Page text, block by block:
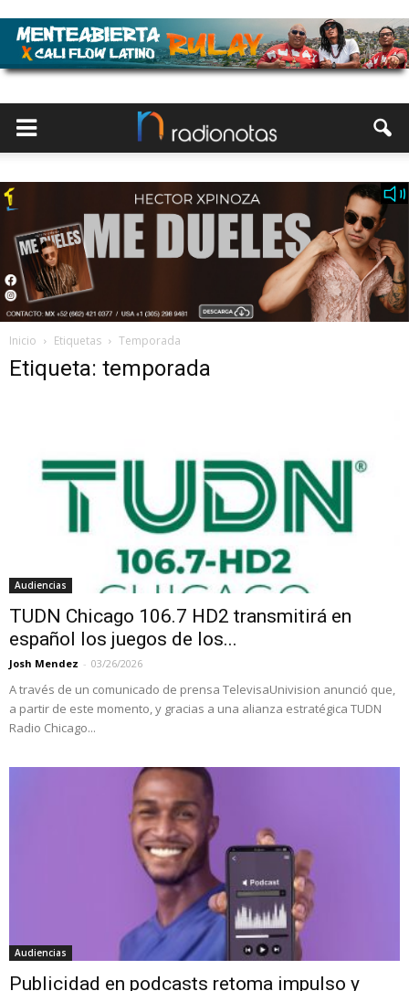
Inicio Etiquetas Temporada
Etiqueta: temporada
Audiencias
TUDN Chicago 106.7 HD2 transmitirá en
español los juegos de los...
Josh Mendez - 03/26/2026
A través de un comunicado de prensa TelevisaUnivision anunció que,
a partir de este momento, y gracias a una alianza estratégica TUDN
Radio Chicago...
Audiencias
Publicidad en podcasts retoma impulso y